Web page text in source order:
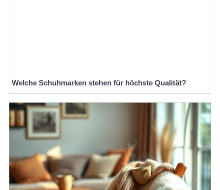
Welche Schuhmarken stehen für höchste Qualität?